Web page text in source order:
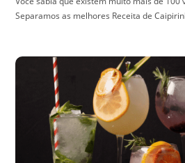
Separamos as melhores Receita de